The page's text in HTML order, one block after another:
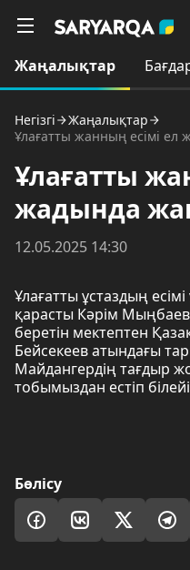
Жаңалықтар
Негізгі
Жаңалықтар
Ұлағатты жанның есімі
Ұлағатты
жадында
12.05.2025 14:30
Ұлағатты ұстаздың
қарасты Кәрім
беретін мектептен
Бейсекеев атындағы
Майдангердің тағдыр
тобымыздан естіп
Бөлісу